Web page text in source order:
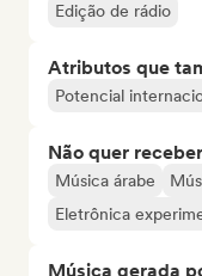
Edição de rádio
Atributos que
Potencial
Não quer
Música árabe
Eletrônica
Música gerada